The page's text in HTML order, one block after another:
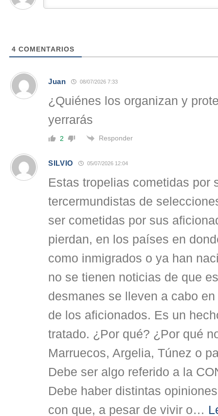
4 COMENTARIOS
Juan 08/07/2026 7:33
¿Quiénes los organizan y
yerrarás
2 Responder
SILVIO 05/07/2026 12:04
Estas tropelias cometidas por
tercermundistas de
ser cometidas por sus
pierdan, en los países en
como inmigrados o ya han
no se tienen noticias de que
desmanes se lleven a cabo
de los aficionados. Es un
tratado. ¿Por qué? ¿Por qué
Marruecos, Argelia, Túnez o
Debe ser algo referido a la
Debe haber distintas
con que, a pesar de vivir o…